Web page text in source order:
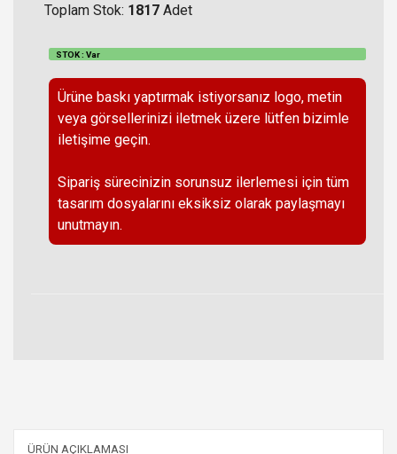
Toplam Stok: 1817 Adet
STOK : Var
Ürüne baskı yaptırmak istiyorsanız logo, metin
veya görsellerinizi iletmek üzere lütfen bizimle
iletişime geçin.
Sipariş sürecinizin sorunsuz ilerlemesi için tüm
tasarım dosyalarını eksiksiz olarak paylaşmayı
unutmayın.
ÜRÜN AÇIKLAMASI